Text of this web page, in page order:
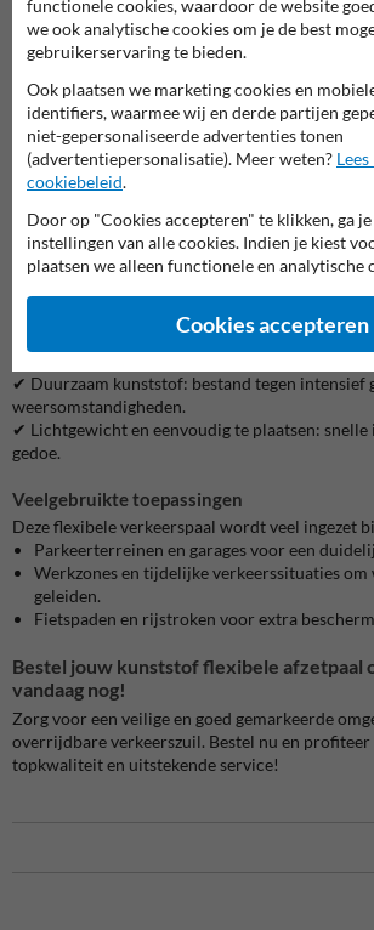
Flexibele kunststof afzetpaal oranje-wit:
De kunststof flexibele afzetpaal oranje-wit is de
voor locaties waar een duidelijke afbakening en
nodig zijn. Dankzij het flexibele materiaal kan
overreden zonder schade en veert hij direct
oorspronkelijke positie. Dit maakt hem ideaal
werkzones en wegmarkeringen.
Waarom kiezen voor deze flexibele
✔ Opvallend oranje-wit design: voor maximale
✔ Duurzaam kunststof: bestand tegen intensief
weersomstandigheden.
✔ Lichtgewicht en eenvoudig te plaatsen:
gedoe.
Veelgebruikte toepassingen
Deze flexibele verkeerspaal wordt veel ingezet
Parkeerterreinen en garages voor een
Werkzones en tijdelijke verkeerssituaties om
geleiden.
Fietspaden en rijstroken voor extra
Bestel jouw kunststof flexibele afzetpaal
vandaag nog!
Zorg voor een veilige en goed gemarkeerde
overrijdbare verkeerszuil. Bestel nu en profiteer
topkwaliteit en uitstekende service!
functionele cookies, waardoor de website
we ook analytische cookies om je de best
gebruikerservaring te bieden.
Ook plaatsen we marketing cookies en
identifiers, waarmee wij en derde partijen
niet-gepersonaliseerde advertenties tonen
(advertentiepersonalisatie). Meer weten?
cookiebeleid.
Door op "Cookies accepteren" te klikken, ga
instellingen van alle cookies. Indien je kiest
plaatsen we alleen functionele en analytische
Cookies accepteren